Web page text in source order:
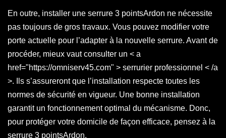
En outre, installer une serrure 3 pointsArdon ne nécessite
pas toujours de gros travaux. Vous pouvez modifier votre
porte actuelle pour l’adapter à la nouvelle serrure. Avant de
procéder, mieux vaut consulter un < a
href="https://omniserv45.com" > serrurier professionnel < /a
>. Ils s’assureront que l’installation respecte toutes les
normes de sécurité en vigueur. Une bonne installation
garantit un fonctionnement optimal du mécanisme. Donc,
pour protéger votre domicile de façon efficace, pensez à la
serrure 3 pointsArdon.